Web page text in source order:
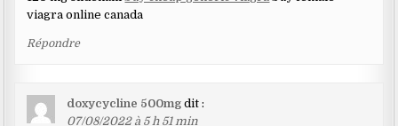
viagra online canada
Répondre
doxycycline 500mg dit :
07/08/2022 à 5 h 51 min